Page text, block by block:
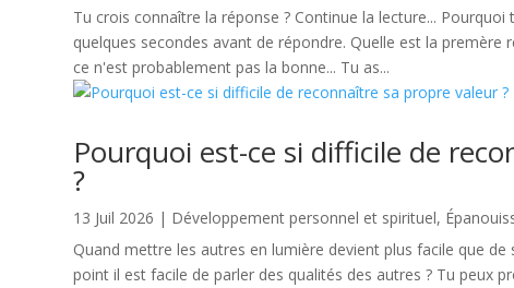
Tu crois connaître la réponse ? Continue la lecture...
quelques secondes avant de répondre. Quelle est la premère
ce n'est probablement pas la bonne... Tu as...
Pourquoi est-ce si difficile de
?
13 Juil 2026 | Développement personnel et spirituel,
Quand mettre les autres en lumière devient plus facile que
point il est facile de parler des qualités des autres ? Tu peux